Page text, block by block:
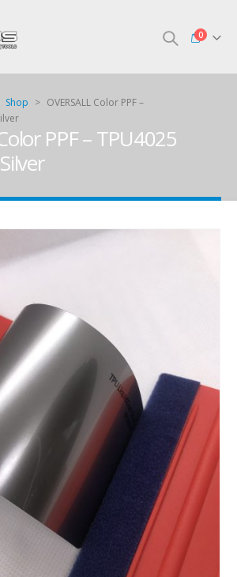
0
Shop > OVERSALL Color PPF –
PPF – TPU4025